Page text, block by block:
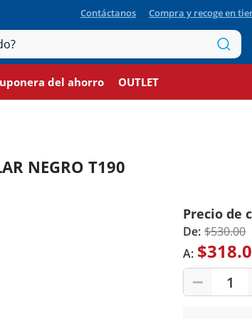
Contáctanos Compra y recoge en
del ahorro OUTLET
NEGRO T190
Precio de
De: $530.00
A:
1